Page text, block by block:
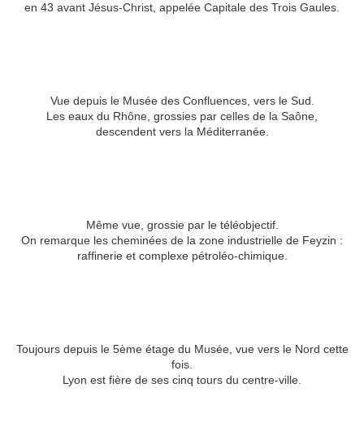
en 43 avant Jésus-Christ, appelée Capitale des Trois Gaules.
Vue depuis le Musée des Confluences, vers le Sud.
Les eaux du Rhône, grossies par celles de la Saône,
descendent vers la Méditerranée.
Même vue, grossie par le téléobjectif.
On remarque les cheminées de la zone industrielle de Feyzin :
raffinerie et complexe pétroléo-chimique.
Toujours depuis le 5ème étage du Musée, vue vers le Nord cette
fois.
Lyon est fière de ses cinq tours du centre-ville.